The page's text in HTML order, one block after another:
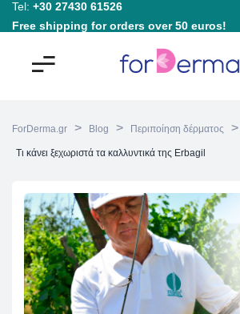
Tel: +30 27430 61526
Free shipping for orders over 50 euros!
ForDerma.gr > Blog > Περιποίηση δέρματος >
Τι κάνει ξεχωριστά τα καλλυντικά της Erbagil